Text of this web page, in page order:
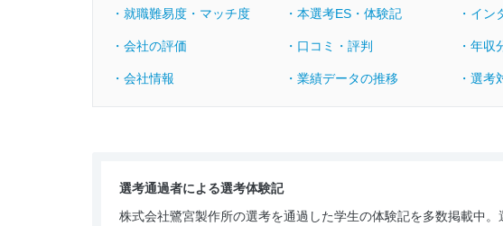
・就職難易度・マッチ度 ・本選考ES・体験記 ・イン
・会社の評価 ・口コミ・評判 ・年収
・会社情報 ・業績データの推移 ・選考
選考通過者による選考体験記
株式会社鷺宮製作所の選考を通過した学生の体験記を多数掲載中